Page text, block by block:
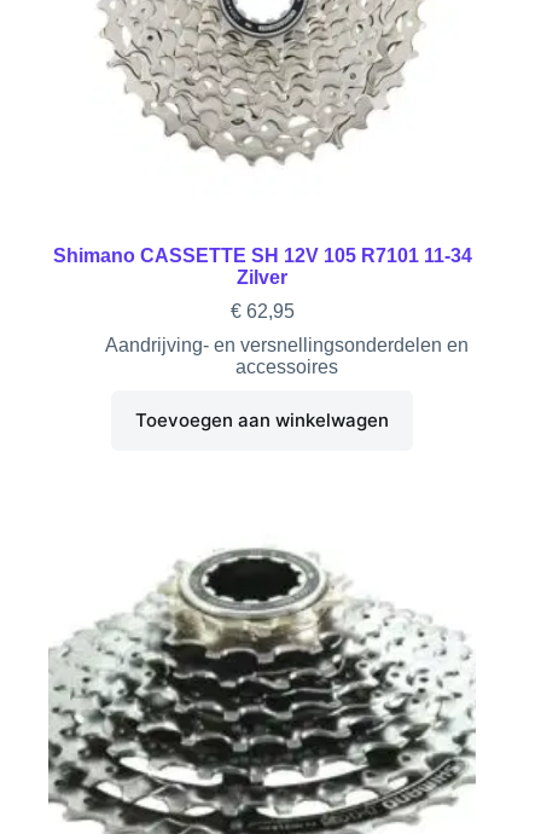
Shimano CASSETTE SH 12V 105 R7101 11-34
Zilver
€62,95
Aandrijving- en versnellingsonderdelen en
accessoires
Toevoegen aan winkelwagen